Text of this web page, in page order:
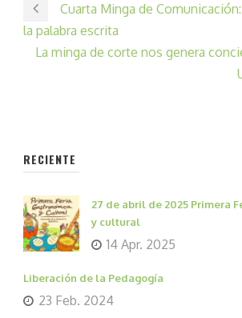
Cuarta Minga de
la palabra escrita
La minga de corte nos genera
RECIENTE
27 de abril de 2025 Primera
y cultural
14 Apr. 2025
Liberación de la Pedagogía
23 Feb. 2024